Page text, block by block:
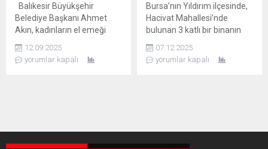
Balıkesir Büyükşehir
Belediye Başkanı Ahmet
Akın, kadınların el emeği
dönüştürecek Kadın Emeği
Çarşıları’nı 20 ilçede
12.09.2025
yorumlar kapalı
Bursa’nın Yıldırım ilçesinde,
Hacivat Mahallesi’nde
bulunan 3 katlı bir binanın
belirlenemeyen bir sebeple
yangın çıktı. Kısa sürede
07.12.2025
yorumlar kapalı